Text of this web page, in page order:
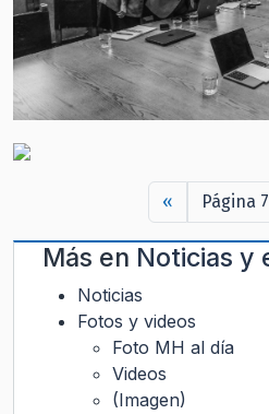
« Página 7
Más en Noticias y
Noticias
Fotos y videos
Foto MH al día
Videos
(Imagen)